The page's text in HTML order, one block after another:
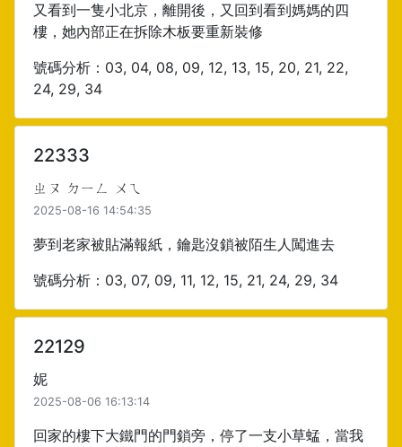
又看到一隻小北京，離開後，又回到看到媽媽的四
樓，她內部正在拆除木板要重新裝修
號碼分析：03, 04, 08, 09, 12, 13, 15, 20, 21, 22,
24, 29, 34
22333
ㄓㄡ ㄉㄧㄥ ㄨㄟ
2025-08-16 14:54:35
夢到老家被貼滿報紙，鑰匙沒鎖被陌生人闖進去
號碼分析：03, 07, 09, 11, 12, 15, 21, 24, 29, 34
22129
妮
2025-08-06 16:13:14
回家的樓下大鐵門的門鎖旁，停了一支小草蜢，當我